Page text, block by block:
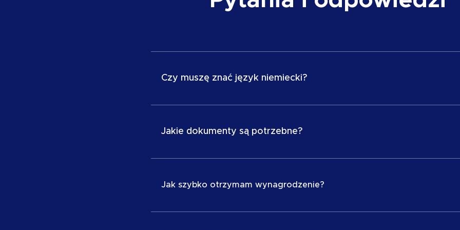
Czy muszę znać język niemiecki? 🇩🇪
warunkiem koniecznym. W większości projektów wystarczy, aby
Jakie dokumenty są potrzebne? 📑
niemieckie Gewerbe. Jeśli ich nie posiadasz, możemy doradzić, jak je
Jak szybko otrzymam wynagrodzenie? 💶